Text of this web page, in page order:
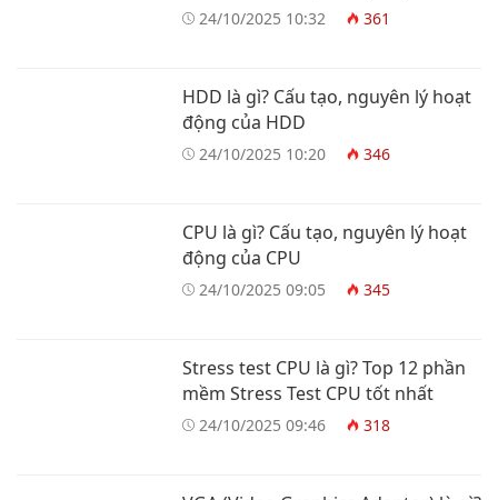
24/10/2025 10:32 361
HDD là gì? Cấu tạo, nguyên lý hoạt
động của HDD
24/10/2025 10:20 346
CPU là gì? Cấu tạo, nguyên lý hoạt
động của CPU
24/10/2025 09:05 345
Stress test CPU là gì? Top 12 phần
mềm Stress Test CPU tốt nhất
24/10/2025 09:46 318